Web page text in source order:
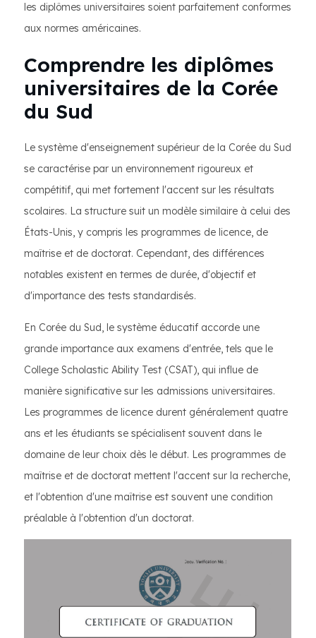
les diplômes universitaires soient parfaitement conformes
aux normes américaines.
Comprendre les diplômes
universitaires de la Corée
du Sud
Le système d'enseignement supérieur de la Corée du Sud
se caractérise par un environnement rigoureux et
compétitif, qui met fortement l'accent sur les résultats
scolaires. La structure suit un modèle similaire à celui des
États-Unis, y compris les programmes de licence, de
maîtrise et de doctorat. Cependant, des différences
notables existent en termes de durée, d'objectif et
d'importance des tests standardisés.
En Corée du Sud, le système éducatif accorde une
grande importance aux examens d'entrée, tels que le
College Scholastic Ability Test (CSAT), qui influe de
manière significative sur les admissions universitaires.
Les programmes de licence durent généralement quatre
ans et les étudiants se spécialisent souvent dans le
domaine de leur choix dès le début. Les programmes de
maîtrise et de doctorat mettent l'accent sur la recherche,
et l'obtention d'une maîtrise est souvent une condition
préalable à l'obtention d'un doctorat.